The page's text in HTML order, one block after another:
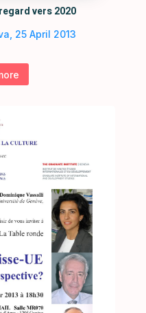
vers 2020
25 April 2013